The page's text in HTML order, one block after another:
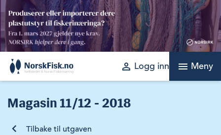
Skip
content
perm_identity Logg inn menu Meny
Magasin 11/12 - 2018
Tilbake til utgaven